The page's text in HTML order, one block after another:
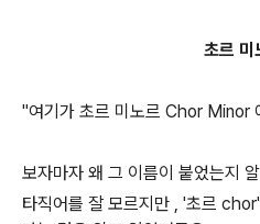
초르 미
"여기가 초르 미노르 Chor Minor
보자마자 왜 그 이름이 붙었는지
타직어를 잘 모르지만 , '초르